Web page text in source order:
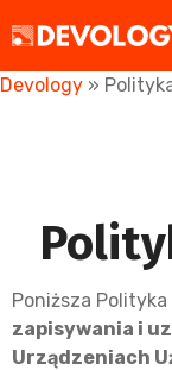
Devology »
Poniższa
zapisywania i
Urządzeniach